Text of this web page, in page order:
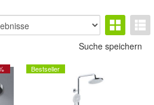
Suche speichern
Bestseller